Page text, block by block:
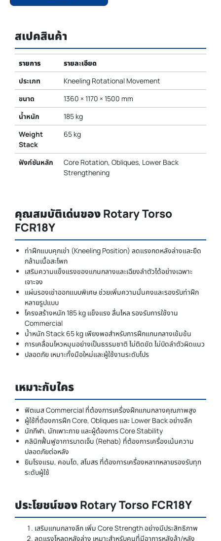
สเปคสินค้า
รายการ
รายละเอียด
ประเภท
Kneeling Rotational Movement
ขนาด
1360 × 1170 × 1500 mm
น้ำหนัก
185 kg
Weight
Stack
65 kg
ฟังก์ชันหลัก
Core Rotation, Obliques, Lower Back
Strengthening
คุณสมบัติเด่นของ Rotary Torso
FCR18Y
ท่าฝึกแบบคุกเข่า (Kneeling Position) ลดแรงกดหลังล่างและยืด
กล้ามเนื้อสะโพก
เสริมความแข็งแรงของแกนกลางและเฉียงลำตัวได้อย่างเฉพาะ
เจาะจง
แผ่นรองเข่าออกแบบพิเศษ ช่วยเพิ่มความมั่นคงและรองรับท่าฝึก
หลายรูปแบบ
โครงสร้างหนัก 185 kg แข็งแรง ลื่นไหล รองรับการใช้งาน
Commercial
น้ำหนัก Stack 65 kg เพียงพอสำหรับการฝึกแกนกลางเข้มข้น
การเคลื่อนไหวหมุนอย่างเป็นธรรมชาติ ไม่ติดขัด ไม่บิดลำตัวผิดแนว
ปลอดภัย เหมาะทั้งมือใหม่และผู้ใช้งานระดับโปร
เหมาะกับใคร
ฟิตเนส Commercial ที่ต้องการเครื่องฝึกแกนกลางคุณภาพสูง
ผู้ใช้ที่ต้องการฝึก Core, Obliques และ Lower Back อย่างลึก
นักกีฬา, นักเพาะกาย และผู้ต้องการ Core Stability
คลินิกฟื้นฟูอาการบาดเจ็บ (Rehab) ที่ต้องการเครื่องเน้นความ
ปลอดภัยต่อหลัง
ยิมโรงแรม, คอนโด, สโมสร ที่ต้องการเครื่องหลากหลายรองรับทุก
ระดับผู้ใช้
ประโยชน์ของ Rotary Torso FCR18Y
เสริมแกนกลางลึก เพิ่ม Core Strength อย่างมีประสิทธิภาพ
ลดแรงโหลดหลังล่าง เหมาะสำหรับคนที่มีอาการหลังล้า/หลัง